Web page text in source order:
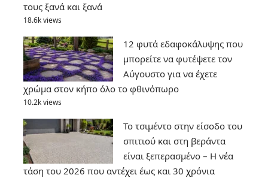
τους ξανά και ξανά
18.6k views
12 φυτά εδαφοκάλυψης που
μπορείτε να φυτέψετε τον
Αύγουστο για να έχετε
χρώμα στον κήπο όλο το φθινόπωρο
10.2k views
Το τσιμέντο στην είσοδο του
σπιτιού και στη βεράντα
είναι ξεπερασμένο – Η νέα
τάση του 2026 που αντέχει έως και 30 χρόνια